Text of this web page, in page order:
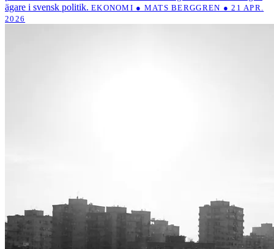
ägare i svensk politik. EKONOMI ● MATS BERGGREN ● 21 APR.
2026